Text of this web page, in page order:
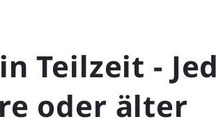
Teilzeit -
oder älter